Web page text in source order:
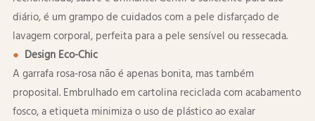
diário, é um grampo de cuidados com a pele disfarçado de
lavagem corporal, perfeita para a pele sensível ou ressecada.
● Design Eco-Chic
A garrafa rosa-rosa não é apenas bonita, mas também
proposital. Embrulhado em cartolina reciclada com acabamento
fosco, a etiqueta minimiza o uso de plástico ao exalar